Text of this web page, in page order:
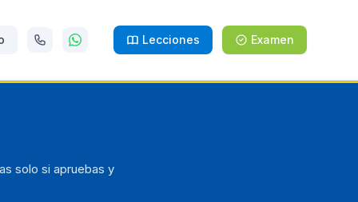
Lecciones Examen
solo si apruebas y